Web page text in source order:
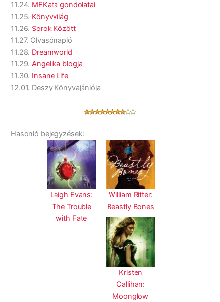
11.24. MFKata gondolatai
11.25. Könyvvilág
11.26. Sorok Között
11.27. Olvasónapló
11.28. Dreamworld
11.29.Angelika blogja
11.30. Insane Life
12.01. Deszy Könyvajánlója
Hasonló bejegyzések:
Leigh Evans:
The Trouble
with Fate
William Ritter:
Beastly Bones
Kristen
Callihan:
Moonglow